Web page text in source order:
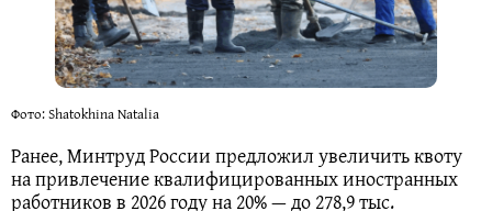
Фото: Shatokhina Natalia
Ранее, Минтруд России предложил увеличить квоту
на привлечение квалифицированных иностранных
работников в 2026 году на 20% — до 278,9 тыс.